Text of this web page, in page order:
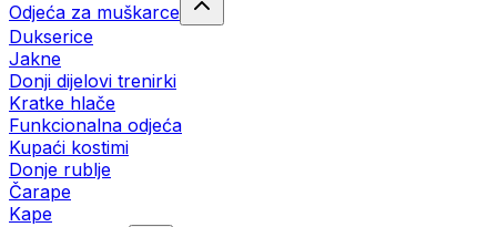
Odjeća za muškarce
Dukserice
Jakne
Donji dijelovi trenirki
Kratke hlače
Funkcionalna odjeća
Kupaći kostimi
Donje rublje
Čarape
Kape